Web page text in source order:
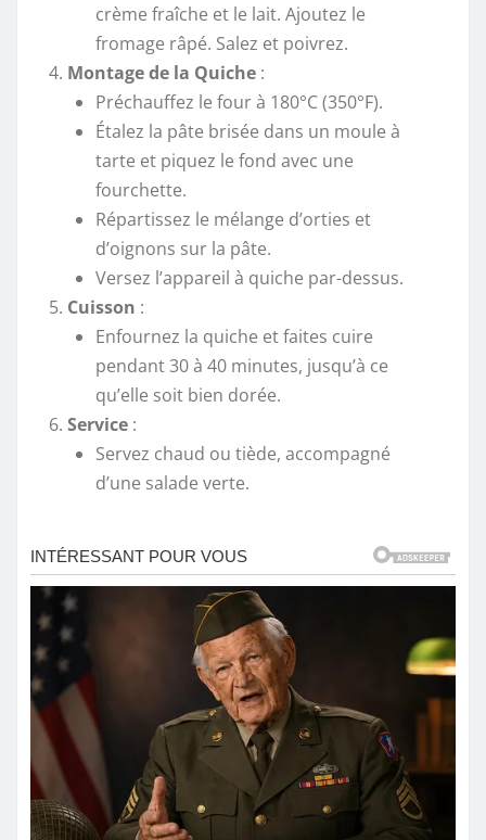
crème fraîche et le lait. Ajoutez le
fromage râpé. Salez et poivrez.
Montage de la Quiche :
Préchauffez le four à 180°C (350°F).
Étalez la pâte brisée dans un moule à
tarte et piquez le fond avec une
fourchette.
Répartissez le mélange d’orties et
d’oignons sur la pâte.
Versez l’appareil à quiche par-dessus.
Cuisson :
Enfournez la quiche et faites cuire
pendant 30 à 40 minutes, jusqu’à ce
qu’elle soit bien dorée.
Service :
Servez chaud ou tiède, accompagné
d’une salade verte.